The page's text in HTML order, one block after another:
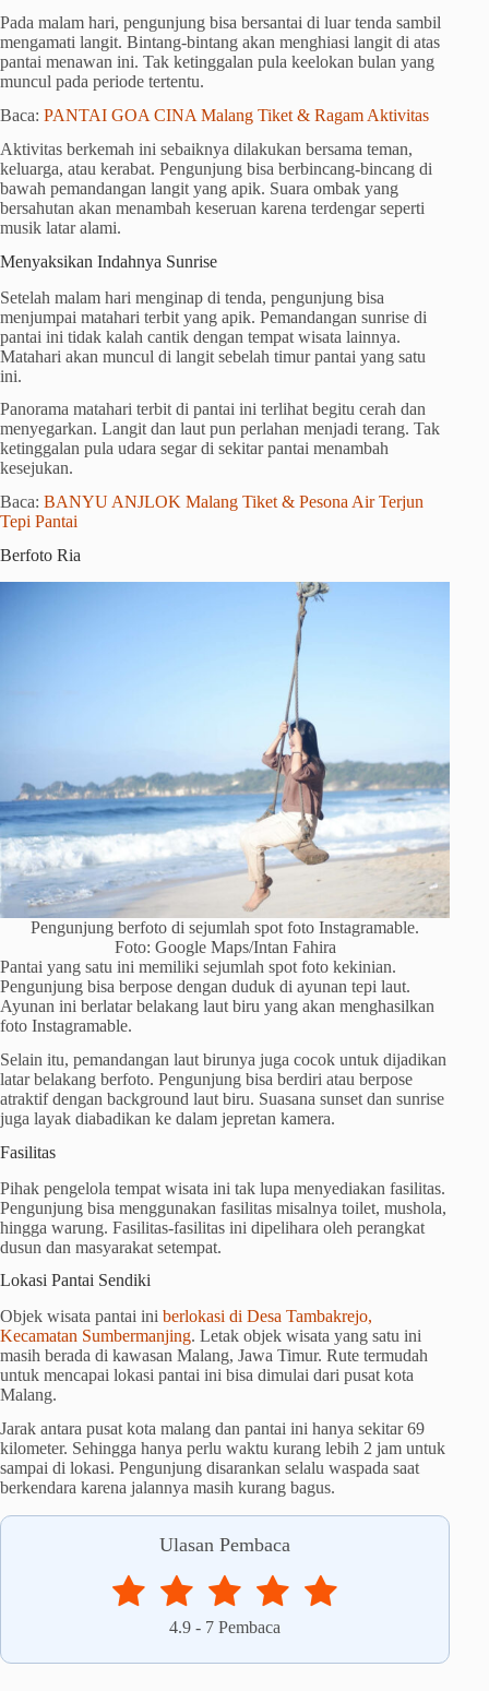
Pada malam hari, pengunjung bisa bersantai di luar tenda sambil
mengamati langit. Bintang-bintang akan menghiasi langit di atas
pantai menawan ini. Tak ketinggalan pula keelokan bulan yang
muncul pada periode tertentu.
Baca: PANTAI GOA CINA Malang Tiket & Ragam Aktivitas
Aktivitas berkemah ini sebaiknya dilakukan bersama teman,
keluarga, atau kerabat. Pengunjung bisa berbincang-bincang di
bawah pemandangan langit yang apik. Suara ombak yang
bersahutan akan menambah keseruan karena terdengar seperti
musik latar alami.
Menyaksikan Indahnya Sunrise
Setelah malam hari menginap di tenda, pengunjung bisa
menjumpai matahari terbit yang apik. Pemandangan sunrise di
pantai ini tidak kalah cantik dengan tempat wisata lainnya.
Matahari akan muncul di langit sebelah timur pantai yang satu
ini.
Panorama matahari terbit di pantai ini terlihat begitu cerah dan
menyegarkan. Langit dan laut pun perlahan menjadi terang. Tak
ketinggalan pula udara segar di sekitar pantai menambah
kesejukan.
Baca: BANYU ANJLOK Malang Tiket & Pesona Air Terjun
Tepi Pantai
Berfoto Ria
Pengunjung berfoto di sejumlah spot foto Instagramable.
Foto: Google Maps/Intan Fahira
Pantai yang satu ini memiliki sejumlah spot foto kekinian.
Pengunjung bisa berpose dengan duduk di ayunan tepi laut.
Ayunan ini berlatar belakang laut biru yang akan menghasilkan
foto Instagramable.
Selain itu, pemandangan laut birunya juga cocok untuk dijadikan
latar belakang berfoto. Pengunjung bisa berdiri atau berpose
atraktif dengan background laut biru. Suasana sunset dan sunrise
juga layak diabadikan ke dalam jepretan kamera.
Fasilitas
Pihak pengelola tempat wisata ini tak lupa menyediakan fasilitas.
Pengunjung bisa menggunakan fasilitas misalnya toilet, mushola,
hingga warung. Fasilitas-fasilitas ini dipelihara oleh perangkat
dusun dan masyarakat setempat.
Lokasi Pantai Sendiki
Objek wisata pantai ini berlokasi di Desa Tambakrejo,
Kecamatan Sumbermanjing. Letak objek wisata yang satu ini
masih berada di kawasan Malang, Jawa Timur. Rute termudah
untuk mencapai lokasi pantai ini bisa dimulai dari pusat kota
Malang.
Jarak antara pusat kota malang dan pantai ini hanya sekitar 69
kilometer. Sehingga hanya perlu waktu kurang lebih 2 jam untuk
sampai di lokasi. Pengunjung disarankan selalu waspada saat
berkendara karena jalannya masih kurang bagus.
Ulasan Pembaca
4.9 - 7 Pembaca